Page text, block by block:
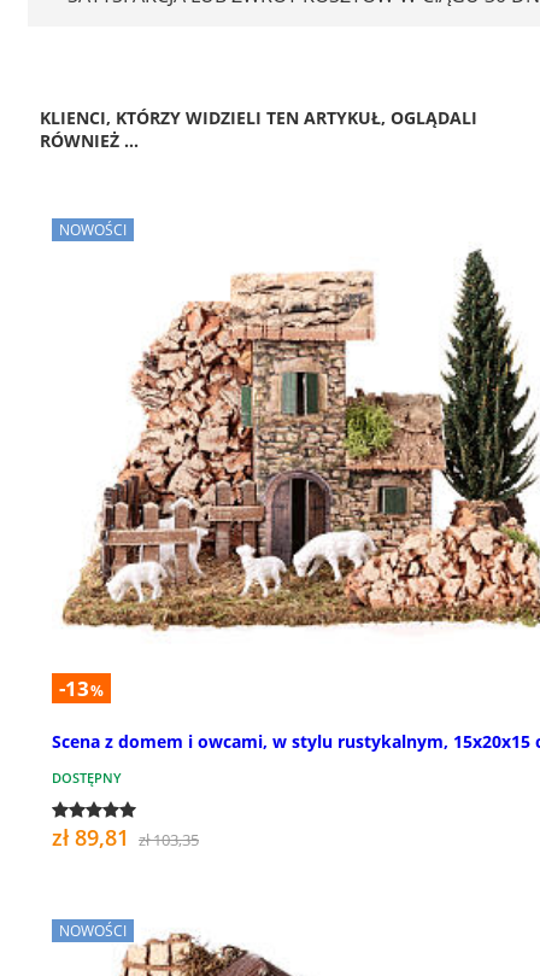
KLIENCI, KTÓRZY WIDZIELI TEN ARTYKUŁ, OGLĄDALI
RÓWNIEŻ ...
NOWOŚCI
-13%
Scena z domem i owcami, w stylu rustykalnym, 15x20x15
DOSTĘPNY
zł 89,81 zł 103,35
NOWOŚCI